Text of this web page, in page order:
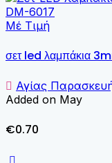
Μέ Τιμή
σετ led λαμπάκια
Αγίας
Added on May
€0.70